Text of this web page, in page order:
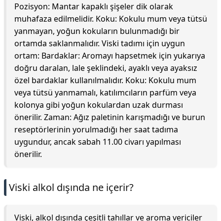
Pozisyon: Mantar kapaklı şişeler dik olarak
muhafaza edilmelidir. Koku: Kokulu mum veya tütsü
yanmayan, yoğun kokuların bulunmadığı bir
ortamda saklanmalıdır. Viski tadımı için uygun
ortam: Bardaklar: Aromayı hapsetmek için yukarıya
doğru daralan, lale şeklindeki, ayaklı veya ayaksız
özel bardaklar kullanılmalıdır. Koku: Kokulu mum
veya tütsü yanmamalı, katılımcıların parfüm veya
kolonya gibi yoğun kokulardan uzak durması
önerilir. Zaman: Ağız paletinin karışmadığı ve burun
reseptörlerinin yorulmadığı her saat tadıma
uygundur, ancak sabah 11.00 civarı yapılması
önerilir.
Viski alkol dışında ne içerir?
Viski, alkol dışında çeşitli tahıllar ve aroma vericiler